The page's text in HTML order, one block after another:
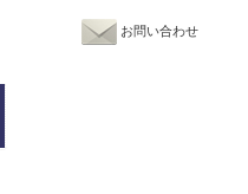
お問い合わせ